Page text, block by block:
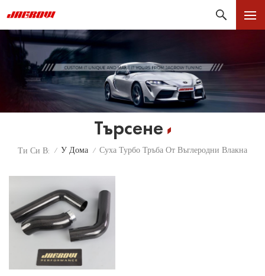
Търсене
Ти Си В: / У Дома / Суха Турбо Тръба От Въглеродни Влакна